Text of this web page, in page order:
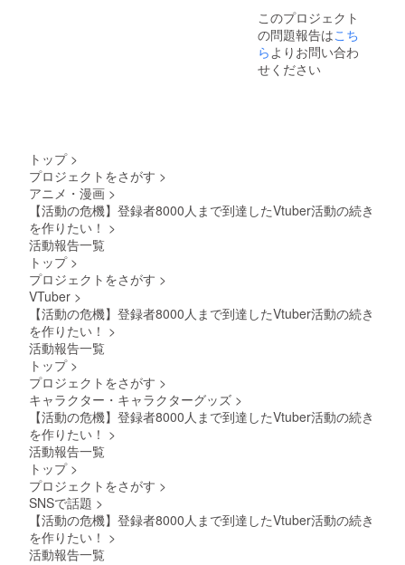
にて私
の
Discord
アカウ
ントへ
有効期
限：
メッ
セージ
ト内容
をお伺
て該当
リター
配信・
動画内
容リク
エスト
も内容
ものは
不可) お
分間 ・
提供方
ます 書
き下ろ
ズ：
730cm
このプロジェクト
の問題報告はこち
らよりお問い合わ
せください
トップ >
プロジェクトをさがす >
アニメ・漫画 >
【活動の危機】登録者8000人まで到達したVtuber活動の続き
を作りたい！ >
活動報告一覧
トップ >
プロジェクトをさがす >
VTuber >
【活動の危機】登録者8000人まで到達したVtuber活動の続き
を作りたい！ >
活動報告一覧
トップ >
プロジェクトをさがす >
キャラクター・キャラクターグッズ >
【活動の危機】登録者8000人まで到達したVtuber活動の続き
を作りたい！ >
活動報告一覧
トップ >
プロジェクトをさがす >
SNSで話題 >
【活動の危機】登録者8000人まで到達したVtuber活動の続き
を作りたい！ >
活動報告一覧